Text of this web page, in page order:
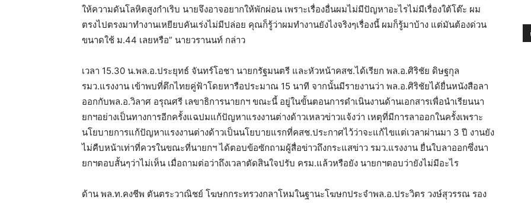
ให้ความดันโลหิตสูงกำเริบ นายจึงอาจอยากให้พักผ่อน เพราะเรื่องอื่นผมไม่มีปัญหาอะไรไม่มีเรื่องใต้โต๊ะ ผม
ตรงไปตรงมาทำงานเหยียบคันเร่งไม่มีปล่อย คุณก็รู้ว่าผมทำงานยังไงจริงๆเรื่องนี้ ผมก็รู้มาบ้าง แต่มันต้องด่วน
ขนาดใช้ ม.44 เลยหรือ” นายวรานนท์ กล่าว
เวลา 15.30 น.พล.อ.ประยุทธ์ จันทร์โอชา นายกรัฐมนตรี และหัวหน้าคสช.ได้เรียก พล.อ.ศิริชัย ดิษฐกุล
รมว.แรงงาน เข้าพบที่ตึกไทยคู่ฟ้าโดยหารือประมาณ 15 นาที จากนั้นมีรายงานว่า พล.อ.ศิริชัยได้ยื่นหนังสือลา
ออกกับพล.อ.วิลาศ อรุณศรี เลขาธิการนายกฯ ขณะนี้ อยู่ในขั้นตอนการดำเนินงานด้านเอกสารเพื่อนำเรียนนา
ยกฯอย่างเป็นทางการอีกครั้งแฉปมแก้ปัญหาแรงงานต่างด้าวเหลวข่าวแจ้งว่า เหตุที่มีการลาออกในครั้งเพราะ
นโยบายการแก้ปัญหาแรงงานต่างด้าวเป็นนโยบายแรกที่คสช.ประกาศไว้ว่าจะแก้ไขแต่เวลาผ่านมา 3 ปี งานยัง
ไม่คืบหน้าเท่าที่ควรในขณะที่นายกฯ ได้ตอบข้อซักถามผู้สื่อข่าวถึงกระแสข่าว รมว.แรงงาน ยื่นใบลาออกซึ่งนา
ยกฯตอบสั้นๆว่าไม่เห็น เมื่อถามต่อว่าถึงเวลาตัดสินใจปรับ ครม.แล้วหรือยัง นายกฯตอบว่ายังไม่มีอะไร
ด้าน พล.ท.คงชีพ ตันตระวาณิชย์ โฆษกกระทรวงกลาโหมในฐานะโฆษกประจำพล.อ.ประวิตร วงษ์สุวรรณ รอง